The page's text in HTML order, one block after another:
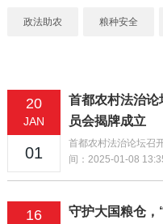
政法助农 粮种安全
20
JAN
01
首都农村法治
员会揭牌成立
首都农村法治论坛召
间：2025-01-08
16 守护大国粮仓，